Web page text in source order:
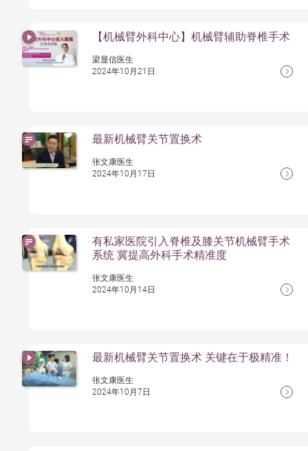
【机械臂外科中心】机械臂辅助脊椎手术
梁显信医生
2024年10月21日
最新机械臂关节置换术
张文康医生
2024年10月17日
有私家医院引入脊椎及膝关节机械臂手术
系统 冀提高外科手术精准度
张文康医生
2024年10月14日
最新机械臂关节置换术 关键在于极精准！
张文康医生
2024年10月7日